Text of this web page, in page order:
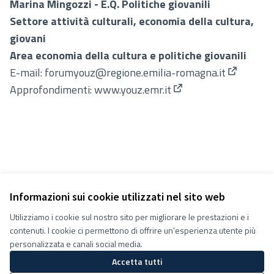
Informazioni sui cookie utilizzati nel sito web
Utilizziamo i cookie sul nostro sito per migliorare le prestazioni e i
contenuti. I cookie ci permettono di offrire un'esperienza utente più
personalizzata e canali social media.
Accetta tutti
Marina Mingozzi - E.Q. Politiche giovanili
Settore attività culturali, economia della cultura,
giovani
Area economia della cultura e politiche giovanili
E-mail: forumyouz@regione.emilia-romagna.it
Approfondimenti:www.youz.emr.it
Termini e condizioni d''uso
Impostazioni Cookie
Decidiamo su Facebook
Decidiamo su YouTube
(Collegamento esterno)